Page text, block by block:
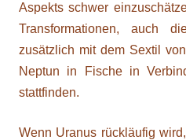
Aspekts schwer
Transformationen, auch
zusätzlich mit dem Sextil
Neptun in Fische in
stattfinden.
Wenn Uranus rückläufig